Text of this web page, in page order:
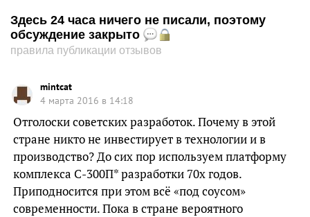
Здесь 24 часа ничего не писали, поэтому
обсуждение закрыто
правила публикации отзывов
mintcat
4 марта 2016 в 14:18
Отголоски советских разработок. Почему в этой
стране никто не инвестирует в технологии и в
производство? До сих пор используем платформу
комплекса С-300П* разработки 70х годов.
Приподносится при этом всё «под соусом»
современности. Пока в стране вероятного